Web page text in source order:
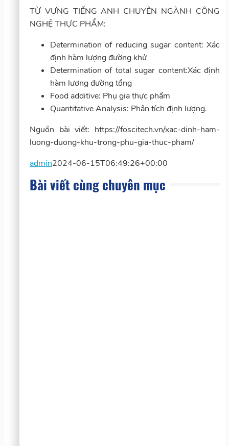
TỪ VỰNG TIẾNG ANH CHUYÊN NGÀNH CÔNG
NGHỆ THỰC PHẨM:
Determination of reducing sugar content: Xác
định hàm lượng đường khử
Determination of total sugar content:Xác định
hàm lượng đường tổng
Food additive: Phụ gia thực phẩm
Quantitative Analysis: Phân tích định lượng.
Nguồn bài viết: https://foscitech.vn/xac-dinh-ham-
luong-duong-khu-trong-phu-gia-thuc-pham/
admin2024-06-15T06:49:26+00:00
Bài viết cùng chuyên mục